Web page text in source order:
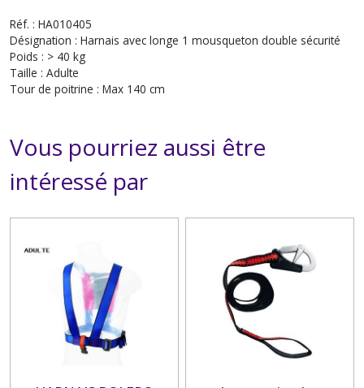
Réf. : HA010405
Désignation : Harnais avec longe 1 mousqueton double sécurité
Poids : > 40 kg
Taille : Adulte
Tour de poitrine : Max 140 cm
Vous pourriez aussi être
intéressé par